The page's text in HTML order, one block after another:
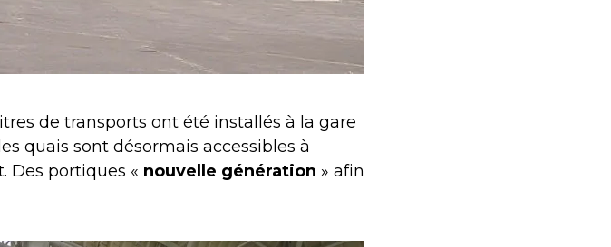
de transports ont été installés à la gare
quais sont désormais accessibles à
Des portiques « nouvelle génération » afin